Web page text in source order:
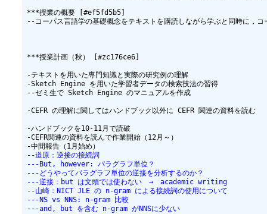
***授業の概要 [#ef5fd5b5]
--コーパス言語学の基礎概念をテキストを購読しながら学ぶと同時に，
***授業計画（秋） [#zc176ce6]
-テキストを用いた専門知識と実際の研究例の理解
-Sketch Engine を用いた学習者データの検索技法の習得
--ゼミ生で Sketch Engine のマニュアルを作成
-CEFR の理解に関してはハンドブック以外に CEFR 関連の資料を読む
-ハンドブックを10-11月で読破
-CEFR関連の資料を読んで作業開始（12月～）
--道原：逆接の接続詞
---But, however: パラグラフ単位？
---どうやってパラグラフ単位の逆接を分析するのか？
---逆接：but は文頭では使わない　→　academic writing
--山崎：NICT JLE の n-gram による接続詞の使用について
---NS vs NNS: n-gram 比較
---and, but を含む n-gram がNNSに少ない